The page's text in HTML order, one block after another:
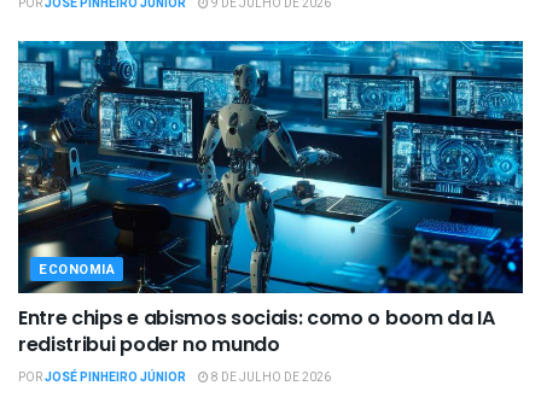
PORJOSÉ PINHEIRO JÚNIOR 9 DE JULHO DE 2026
ECONOMIA
Entre chips e abismos sociais: como o boom da IA
redistribui poder no mundo
PORJOSÉ PINHEIRO JÚNIOR 8 DE JULHO DE 2026